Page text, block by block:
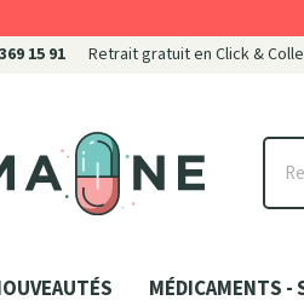
15 91 Retrait gratuit en Click &
en ligne à votre service
MÉDICAMENTS -